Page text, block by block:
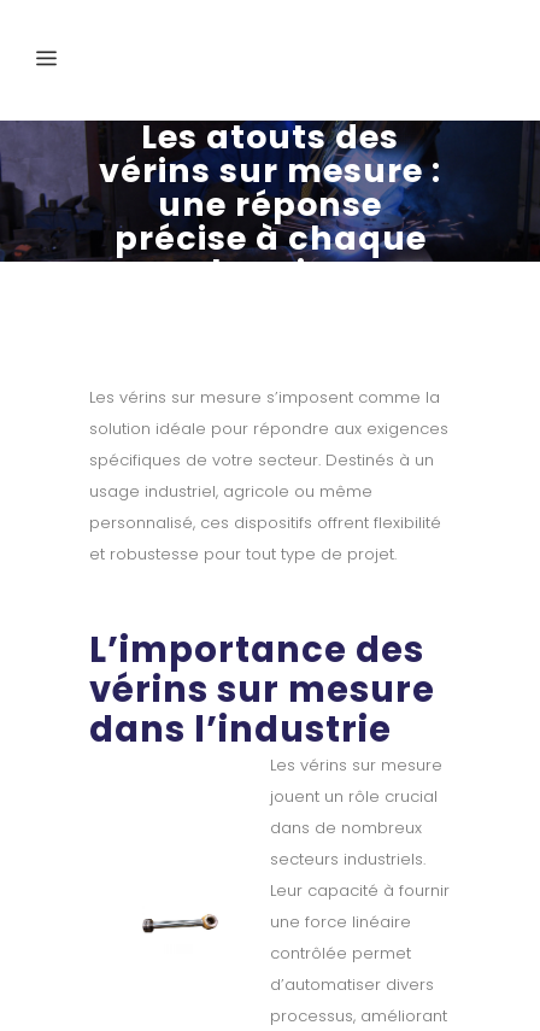
Les atouts des
vérins sur mesure :
une réponse
précise à chaque
besoin
Les vérins sur mesure s’imposent comme la
solution idéale pour répondre aux exigences
spécifiques de votre secteur. Destinés à un
usage industriel, agricole ou même
personnalisé, ces dispositifs offrent flexibilité
et robustesse pour tout type de projet.
L’importance des
vérins sur mesure
dans l’industrie
Les vérins sur mesure
jouent un rôle crucial
dans de nombreux
secteurs industriels.
Leur capacité à fournir
une force linéaire
contrôlée permet
d’automatiser divers
processus, améliorant